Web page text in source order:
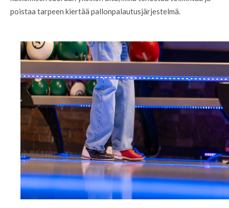
poistaa tarpeen kiertää pallonpalautusjärjestelmä.